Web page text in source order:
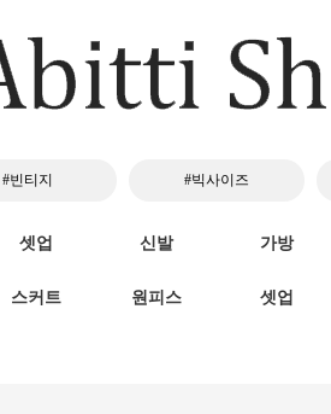
#빈티지 #빅사이즈
셋업 신발 가방
스커트 원피스 셋업